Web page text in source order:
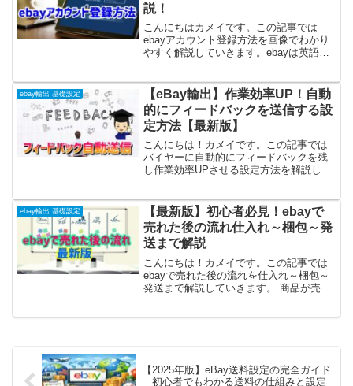
説！
こんにちはカメイです。この記事では
ebayアカウント登録方法を画像でわかり
やすく解説していきます。ebayは英語表
記事ではアカウントの作成方法を画像付
きで分かりやすく解説...
ebay輸出 基礎設定
【eBay輸出】作業効率UP！自動
的にフィードバックを送信する設
定方法【最新版】
こんにちは！カメイです。この記事では
バイヤーに自動的にフィードバックを残
し作業効率UPさせる設定方法を解説して
すのはけっこうめんどくさいですよね？
実はebayにはフ...
ebay輸出 基礎設定
【最新版】初心者必見！ebayで
売れた後の流れ仕入れ～梱包～発
送まで解説
こんにちは！カメイです。この記事では
ebayで売れた後の流れを仕入れ～梱包～
発送まで解説していきます。 商品が売れ
【2025年版】eBay送料設定の完全ガイド
｜初心者でもわかる送料の仕組みと設定